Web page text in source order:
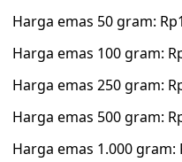
Harga emas 50 gram:
Harga emas 100 gram:
Harga emas 250 gram:
Harga emas 500 gram:
Harga emas 1.000 gram: